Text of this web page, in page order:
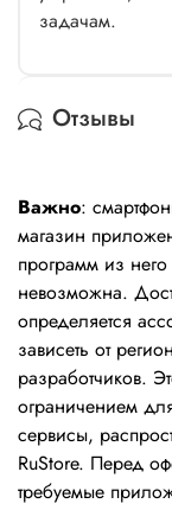
задачам.
Отзывы
Важно:
магазин
программ из
невозможна.
определяется
зависеть от
разработчиков.
ограничением
сервисы,
RuStore. Перед
требуемые